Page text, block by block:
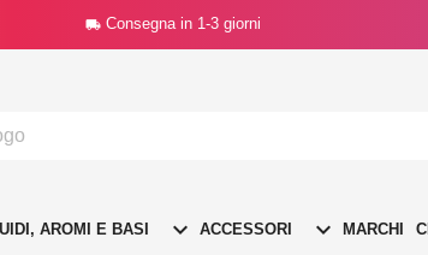
 Consegna in 1-3 giorni
AROMI E BASI  ACCESSORI  MARCHI